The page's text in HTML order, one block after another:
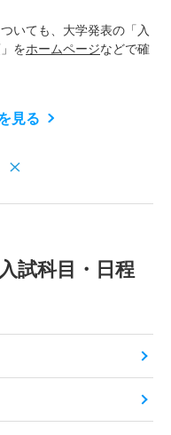
いても、大学発表の「入
をホームページなどで確
見る
試科目・日程